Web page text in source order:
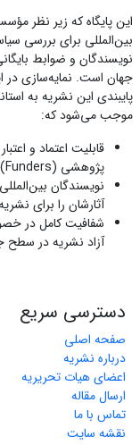
بین‌المللی برای بررسی
جهان است. نمایه‌سازی
پایبندی این نشریه به
موجب می‌شود که:
قابلیت اعتماد و
پژوهشی (Funders) افزایش یابد.
نویسندگان
آثارشان را برای
آزاد نشریه در سطح
دسترسی سریع
صفحه اصلی
درباره نشریه
اعضای هیات تحریریه
ارسال مقاله
تماس با ما
نقشه سایت